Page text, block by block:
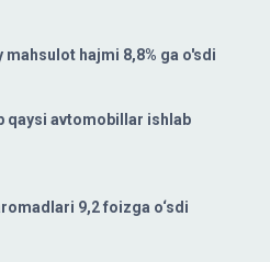
mahsulot hajmi 8,8% ga o'sdi
qaysi avtomobillar ishlab
9,2 foizga o‘sdi